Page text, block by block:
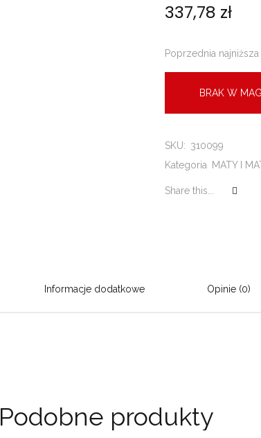
337,78 zł
Poprzednia najniższa
BRAK W
SKU: 310099
Kategoria
MATY I
Share this...
Informacje dodatkowe Opinie (0)
Podobne produkty